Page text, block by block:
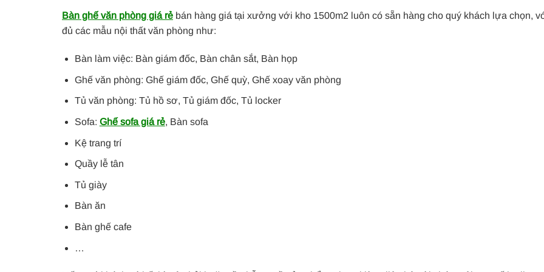
Bàn ghế văn phòng giá rẻ bán hàng giá tại xưởng với kho 1500m2 luôn có sẵn hàng cho quý khách lựa chọn,
đủ các mẫu nội thất văn phòng như:
Bàn làm việc: Bàn giám đốc, Bàn chân sắt, Bàn họp
Ghế văn phòng: Ghế giám đốc, Ghế quỳ, Ghế xoay văn phòng
Tủ văn phòng: Tủ hồ sơ, Tủ giám đốc, Tủ locker
Sofa: Ghế sofa giá rẻ, Bàn sofa
Kệ trang trí
Quầy lễ tân
Tủ giày
Bàn ăn
Bàn ghế cafe
…